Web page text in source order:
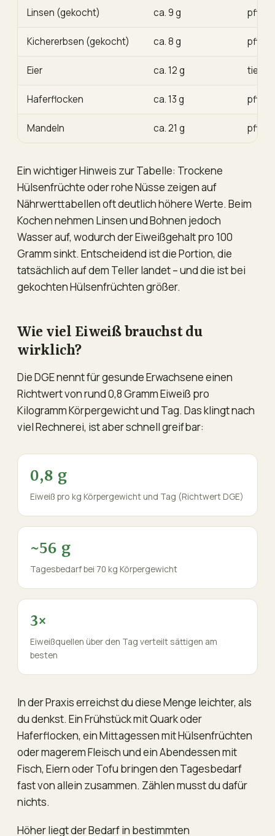
Linsen (gekocht) ca. 9 g
Kichererbsen (gekocht) ca. 8 g
Eier ca. 12 g
Haferflocken ca. 13 g
Mandeln ca. 21 g
Ein wichtiger Hinweis zur Tabelle: Trockene
Hülsenfrüchte oder rohe Nüsse zeigen auf
Nährwerttabellen oft deutlich höhere Werte. Beim
Kochen nehmen Linsen und Bohnen jedoch
Wasser auf, wodurch der Eiweißgehalt pro 100
Gramm sinkt. Entscheidend ist die Portion, die
tatsächlich auf dem Teller landet – und die ist bei
gekochten Hülsenfrüchten größer.
Wie viel Eiweiß brauchst du
wirklich?
Die DGE nennt für gesunde Erwachsene einen
Richtwert von rund 0,8 Gramm Eiweiß pro
Kilogramm Körpergewicht und Tag. Das klingt nach
viel Rechnerei, ist aber schnell greifbar:
0,8 g
Eiweiß pro kg Körpergewicht und Tag (Richtwert DGE)
~56 g
Tagesbedarf bei 70 kg Körpergewicht
3×
Eiweißquellen über den Tag verteilt sättigen am
besten
In der Praxis erreichst du diese Menge leichter, als
du denkst. Ein Frühstück mit Quark oder
Haferflocken, ein Mittagessen mit Hülsenfrüchten
oder magerem Fleisch und ein Abendessen mit
Fisch, Eiern oder Tofu bringen den Tagesbedarf
fast von allein zusammen. Zählen musst du dafür
nichts.
Höher liegt der Bedarf in bestimmten